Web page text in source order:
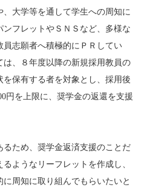
大学等を通して学生への周知に
フレットやＳＮＳなど、多様な
志願者へ積極的にＰＲしてい
は、８年度以降の新規採用教員の
保有する者を対象とし、採用後
円を上限に、奨学金の返還を支援
ため、奨学金返済支援のことだ
ようなリーフレットを作成し、
周知に取り組んでもらいたいと